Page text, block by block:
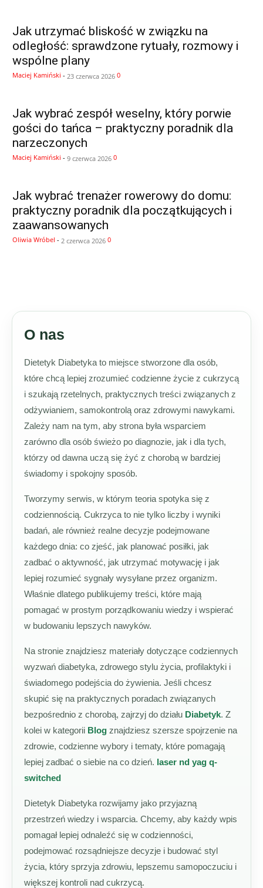
Jak utrzymać bliskość w związku na
odległość: sprawdzone rytuały, rozmowy i
wspólne plany
Maciej Kamiński - 23 czerwca 2026 0
Jak wybrać zespół weselny, który porwie
gości do tańca – praktyczny poradnik dla
narzeczonych
Maciej Kamiński - 9 czerwca 2026 0
Jak wybrać trenażer rowerowy do domu:
praktyczny poradnik dla początkujących i
zaawansowanych
Oliwia Wróbel - 2 czerwca 2026 0
O nas
Dietetyk Diabetyka to miejsce stworzone dla osób,
które chcą lepiej zrozumieć codzienne życie z cukrzycą
i szukają rzetelnych, praktycznych treści związanych z
odżywianiem, samokontrolą oraz zdrowymi nawykami.
Zależy nam na tym, aby strona była wsparciem
zarówno dla osób świeżo po diagnozie, jak i dla tych,
którzy od dawna uczą się żyć z chorobą w bardziej
świadomy i spokojny sposób.
Tworzymy serwis, w którym teoria spotyka się z
codziennością. Cukrzyca to nie tylko liczby i wyniki
badań, ale również realne decyzje podejmowane
każdego dnia: co zjeść, jak planować posiłki, jak
zadbać o aktywność, jak utrzymać motywację i jak
lepiej rozumieć sygnały wysyłane przez organizm.
Właśnie dlatego publikujemy treści, które mają
pomagać w prostym porządkowaniu wiedzy i wspierać
w budowaniu lepszych nawyków.
Na stronie znajdziesz materiały dotyczące codziennych
wyzwań diabetyka, zdrowego stylu życia, profilaktyki i
świadomego podejścia do żywienia. Jeśli chcesz
skupić się na praktycznych poradach związanych
bezpośrednio z chorobą, zajrzyj do działu Diabetyk. Z
kolei w kategorii Blog znajdziesz szersze spojrzenie na
zdrowie, codzienne wybory i tematy, które pomagają
lepiej zadbać o siebie na co dzień. laser nd yag q-
switched
Dietetyk Diabetyka rozwijamy jako przyjazną
przestrzeń wiedzy i wsparcia. Chcemy, aby każdy wpis
pomagał lepiej odnaleźć się w codzienności,
podejmować rozsądniejsze decyzje i budować styl
życia, który sprzyja zdrowiu, lepszemu samopoczuciu i
większej kontroli nad cukrzycą.